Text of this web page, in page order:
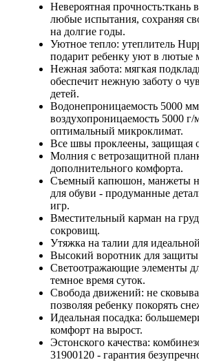
Невероятная прочность:ткань
любые испытания, сохраняя
на долгие годы.
Уютное тепло: утеплитель
подарит ребенку уют в лютые
Нежная забота: мягкая
обеспечит нежную заботу о
детей.
Водонепроницаемость 5000
воздухопроницаемость 5000 г/
оптимальный микроклимат.
Все швы проклеены, защищая
Молния с ветрозащитной
дополнительного комфорта.
Съемный капюшон, манжеты
для обуви - продуманные
игр.
Вместительный карман на
сокровищ.
Утяжка на талии для
Высокий воротник для защиты
Светоотражающие элементы
темное время суток.
Свобода движений: не
позволяя ребенку покорять
Идеальная посадка:
комфорт на вырост.
Эстонского качества:
31900120 - гарантия